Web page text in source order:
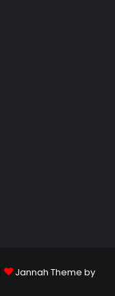
Jannah Theme by